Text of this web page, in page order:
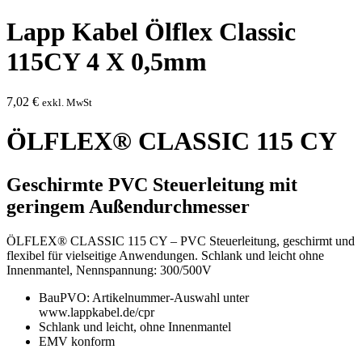
Lapp Kabel Ölflex Classic
115CY 4 X 0,5mm
7,02 € exkl. MwSt
ÖLFLEX® CLASSIC 115 CY
Geschirmte PVC Steuerleitung mit
geringem Außendurchmesser
ÖLFLEX® CLASSIC 115 CY – PVC Steuerleitung, geschirmt und
flexibel für vielseitige Anwendungen. Schlank und leicht ohne
Innenmantel, Nennspannung: 300/500V
BauPVO: Artikelnummer-Auswahl unter
www.lappkabel.de/cpr
Schlank und leicht, ohne Innenmantel
EMV konform